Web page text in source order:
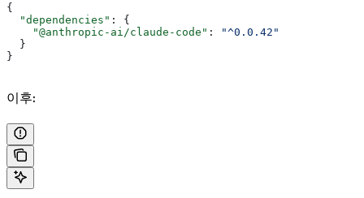
{
  "dependencies"
: {
    "@anthropic-ai/claude-code"
:
"^0.0.42"
  }
}
이후: